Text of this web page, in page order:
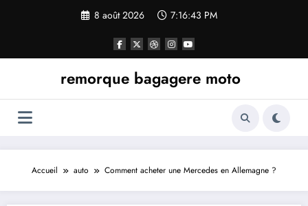
8 août 2026 7:16:43 PM
remorque bagagere moto
Accueil auto Comment acheter une Mercedes en Allemagne ?